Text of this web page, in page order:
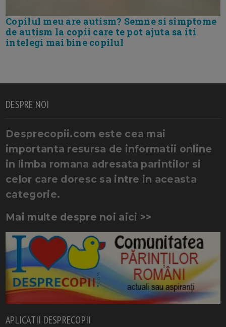
Copilul meu are autism? Semne si simptome
de autism la copii care te pot ajuta sa iti
intelegi mai bine copilul
DESPRE NOI
Desprecopii.com este cea mai
importanta resursa de informatii online
in limba romana adresata parintilor si
celor care doresc sa intre in aceasta
categorie.
Mai multe despre noi aici >>
APLICATII DESPRECOPII